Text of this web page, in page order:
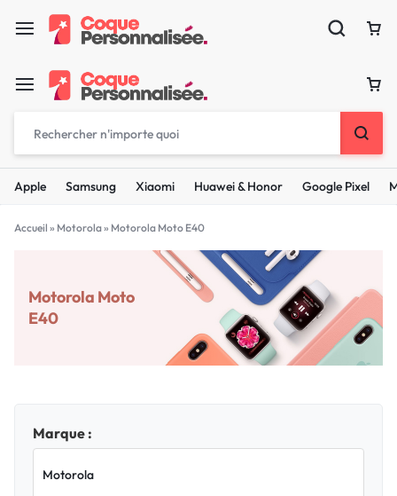
Apple Samsung Xiaomi Huawei & Honor Google Pixel
Accueil » Motorola» Motorola Moto E40
Motorola Moto
E40
Marque :